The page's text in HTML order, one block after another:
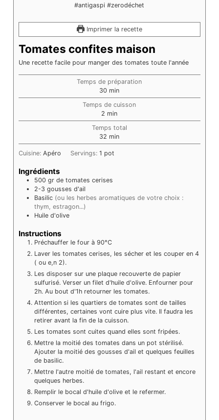
Imprimer la recette
Tomates confites maison
Une recette facile pour manger des tomates toute l'année
Temps de préparation
30 minutes
min
Temps de cuisson
2 minutes
min
Temps total
32 minutes
min
Cuisine: Apéro Servings: 1 pot
Ingrédients
500 gr de tomates cerises
2-3 gousses d'ail
Basilic (ou les herbes aromatiques de votre choix :
thym, estragon...)
Huile d'olive
Instructions
Préchauffer le four à 90°C
Laver les tomates cerises, les sécher et les couper en 4
( ou e,n 2).
Les disposer sur une plaque recouverte de papier
sulfurisé. Verser un filet d'huile d'olive. Enfourner pour
2h. Au bout d'1h retourner les tomates.
Attention si les quartiers de tomates sont de tailles
différentes, certaines vont cuire plus vite. Il faudra les
retirer avant la fin de la cuisson.
Les tomates sont cuites quand elles sont fripées.
Mettre la moitié des tomates dans un pot stérilisé.
Ajouter la moitié des gousses d'ail et quelques feuilles
de basilic.
Mettre l'autre moitié de tomates, l'ail restant et encore
quelques herbes.
Remplir le bocal d'huile d'olive et le refermer.
Conserver le bocal au frigo.